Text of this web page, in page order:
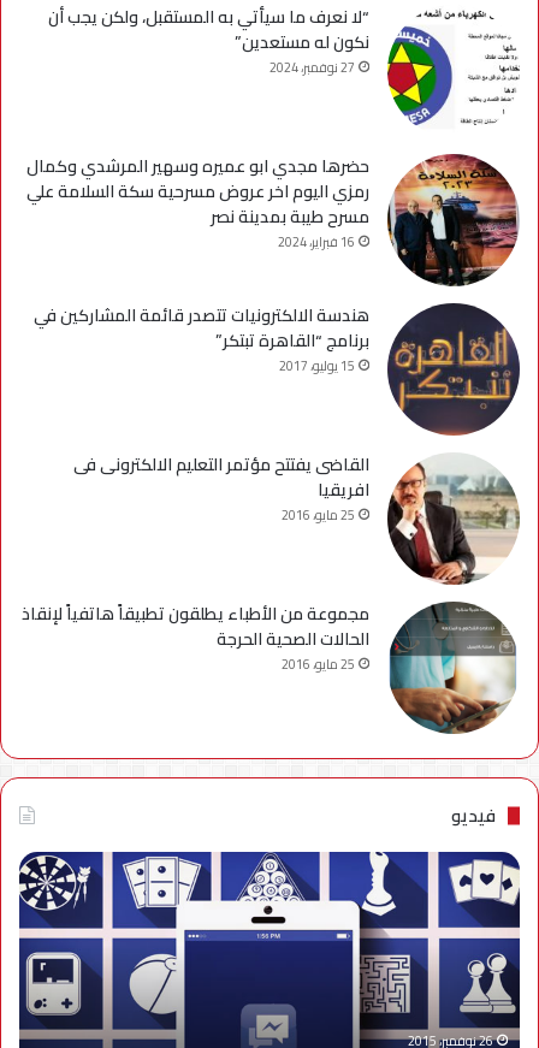
“لا نعرف ما سيأتي به المستقبل، ولكن يجب أن
نكون له مستعدين”
27 نوفمبر، 2024
حضرها مجدي ابو عميره وسهير المرشدي وكمال
رمزي اليوم اخر عروض مسرحية سكة السلامة علي
مسرح طيبة بمدينة نصر
16 فبراير، 2024
هندسة الالكترونيات تتصدر قائمة المشاركين في
برنامج “القاهرة تبتكر”
15 يوليو، 2017
القاضى يفتتح مؤتمر التعليم الالكترونى فى
افريقيا
25 مايو، 2016
مجموعة من الأطباء يطلقون تطبيقاً هاتفياً لإنقاذ
الحالات الصحية الحرجة
25 مايو، 2016
فيديو
فيديو..
نصائح
للتخلص
من
إزعاج
تنبيهات
الألعاب
على26 نوفمبر، 2015